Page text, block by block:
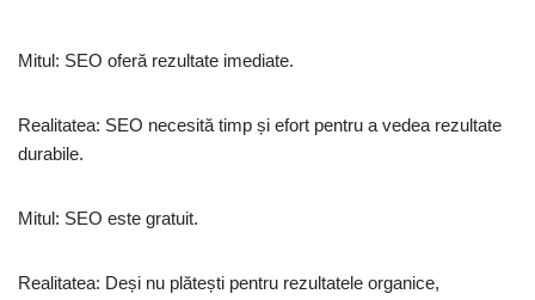
Mitul: SEO oferă rezultate imediate.
Realitatea: SEO necesită timp și efort pentru a vedea rezultate
durabile.
Mitul: SEO este gratuit.
Realitatea: Deși nu plătești pentru rezultatele organice,